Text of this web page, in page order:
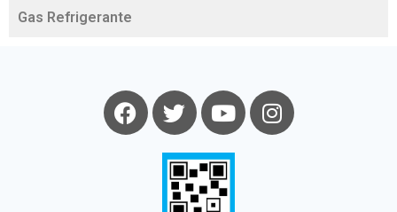
Gas Refrigerante